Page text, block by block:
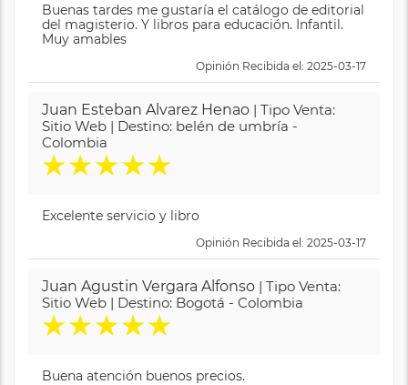
Buenas tardes me gustaría el catálogo de editorial
del magisterio. Y libros para educación. Infantil.
Muy amables
Opinión Recibida el: 2025-03-17
Juan Esteban Alvarez Henao | Tipo Venta:
Sitio Web | Destino: belén de umbría -
Colombia
★★★★★
Excelente servicio y libro
Opinión Recibida el: 2025-03-17
Juan Agustin Vergara Alfonso | Tipo Venta:
Sitio Web | Destino: Bogotá - Colombia
★★★★★
Buena atención buenos precios.